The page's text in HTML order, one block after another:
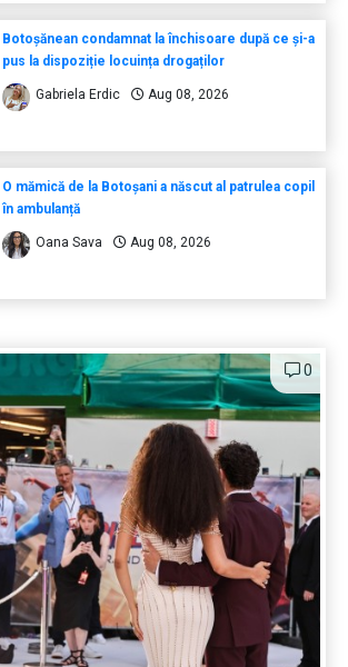
Botoșănean condamnat la închisoare după ce și-a
pus la dispoziție locuința drogaților
Gabriela Erdic Aug 08, 2026
O mămică de la Botoșani a născut al patrulea copil
în ambulanță
Oana Sava Aug 08, 2026
0